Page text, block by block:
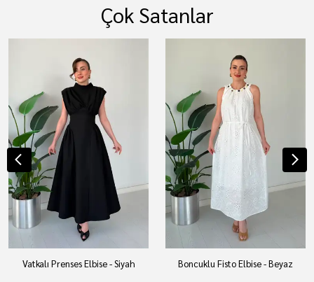
Çok Satanlar
Vatkalı Prenses Elbise - Siyah Boncuklu Fisto Elbise - Beyaz